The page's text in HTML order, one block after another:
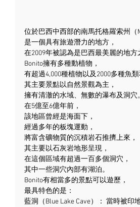
位於巴西中西部的南馬托格羅索州（
是一個具有旅遊潛力的地方，
在2009年被認為是巴西最美麗的地方
Bonito擁有多種動植物，
有超過4,000種植物以及2000多種魚類
其主要景點以自然景觀為主，
擁有清澈的水域、無數的瀑布及洞穴。
在5億至6億年前，
該地區曾經是海面下，
經過多年的板塊運動，
將富含礦物質的沉積岩石推擠上來，
其主要以石灰岩地形呈現，
在這個區域有超過一百多個洞穴，
其中一些洞穴內部有湖泊。
Bonito有相當多的景點可以遊歷，
最具特色的是：
藍洞（Blue Lake Cave）： 當時被